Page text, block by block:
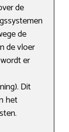
de
de
de vloer
er
Dit
het